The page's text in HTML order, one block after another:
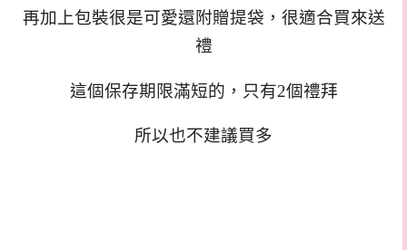
再加上包裝很是可愛還附贈提袋，很適合買來送
禮
這個保存期限滿短的，只有2個禮拜
所以也不建議買多